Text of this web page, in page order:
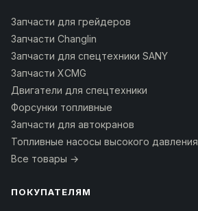
Запчасти для грейдеров
Запчасти Changlin
Запчасти для спецтехники SANY
Запчасти XCMG
Двигатели для спецтехники
Форсунки топливные
Запчасти для автокранов
Топливные насосы высокого давления
Все товары →
ПОКУПАТЕЛЯМ